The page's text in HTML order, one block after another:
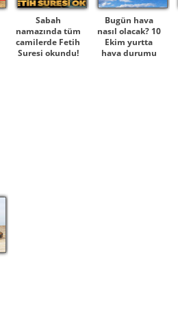
Sabah
namazında tüm
camilerde Fetih
Suresi okundu!
Bugün hava
nasıl olacak? 10
Ekim yurtta
hava durumu